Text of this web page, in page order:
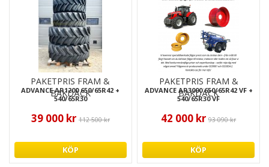
PAKETPRIS FRAM &
BAKDÄCK
ADVANCE AR1200 650/65R42 +
540/65R30
39 000 kr 112 500 kr
KÖP
PAKETPRIS FRAM &
BAKDÄCK
ADVANCE AR3000 650/65R42 VF +
540/65R30 VF
42 000 kr 93 090 kr
KÖP